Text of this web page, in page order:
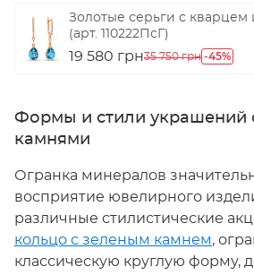
Золотые серьги с кварцем
(арт. 110222ПсГ)
19 580 грн35 750 грн -45%
Формы и стили украшений
камнями
Огранка минералов
восприятие ювелирного
различные стилистические
кольцо с зеленым камнем,
классическую круглую форму,